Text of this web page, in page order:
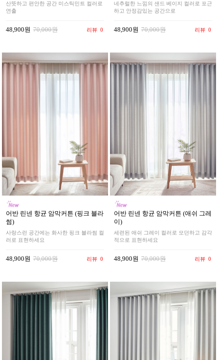
산뜻하고 편안한 공간 미스틱민트 컬러로
연출
48,900원 70,000원 리뷰 0
네추럴한 느낌의 샌드 베이지 컬러로 포근
하고 안정감있는 공간으로
48,900원 70,000원 리뷰 0
어반 린넨 항균 암막커튼 (핑크 블라
썸)
사랑스런 공간에는 화사한 핑크 블라썸 컬
러로 표현하세요
48,900원 70,000원 리뷰 0
어반 린넨 항균 암막커튼 (애쉬 그레
이)
세련된 애쉬 그레이 컬러로 모던하고 감각
적으로 표현하세요
48,900원 70,000원 리뷰 0